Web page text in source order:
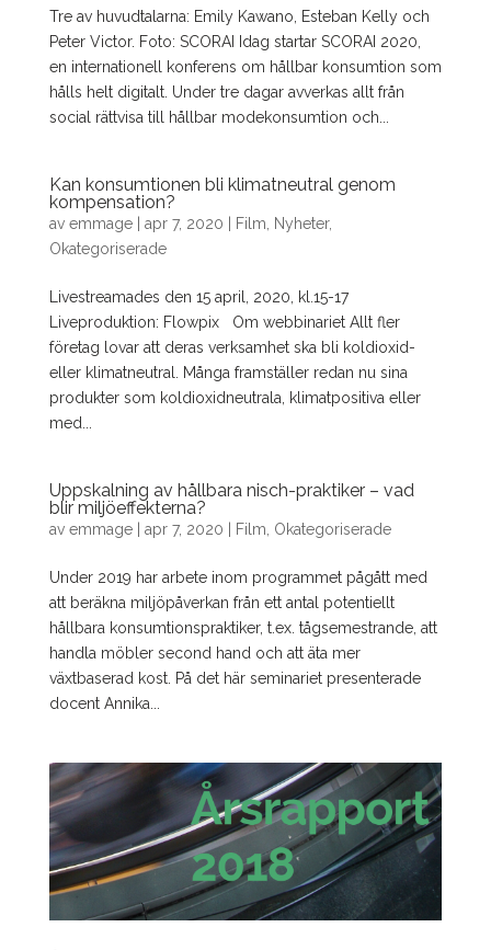
Tre av huvudtalarna: Emily Kawano, Esteban Kelly och
Peter Victor. Foto: SCORAI Idag startar SCORAI 2020,
en internationell konferens om hållbar konsumtion som
hålls helt digitalt. Under tre dagar avverkas allt från
social rättvisa till hållbar modekonsumtion och...
Kan konsumtionen bli klimatneutral genom
kompensation?
av emmage| apr 7, 2020 Film Nyheter,
Okategoriserade
Livestreamades den 15 april, 2020, kl.15-17
Liveproduktion: Flowpix Om webbinariet Allt fler
företag lovar att deras verksamhet ska bli koldioxid-
eller klimatneutral. Många framställer redan nu sina
produkter som koldioxidneutrala, klimatpositiva eller
med...
Uppskalning av hållbara nisch-praktiker – vad
blir miljöeffekterna?
av emmage| apr 7, 2020 Film Okategoriserade
Under 2019 har arbete inom programmet pågått med
att beräkna miljöpåverkan från ett antal potentiellt
hållbara konsumtionspraktiker, t.ex. tågsemestrande, att
handla möbler second hand och att äta mer
växtbaserad kost. På det här seminariet presenterade
docent Annika...